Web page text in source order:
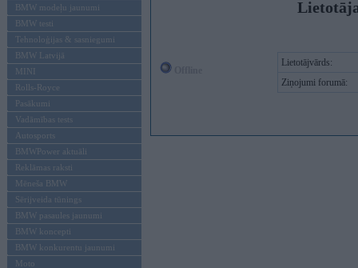
BMW modeļu jaunumi
BMW testi
Tehnoloģijas & sasniegumi
BMW Latvijā
MINI
Rolls-Royce
Pasākumi
Vadāmības tests
Autosports
BMWPower aktuāli
Reklāmas raksti
Mēneša BMW
Sērijveida tūnings
BMW pasaules jaunumi
BMW koncepti
BMW konkurentu jaunumi
Moto
Lietotājvārds:
Ziņojumi forumā: